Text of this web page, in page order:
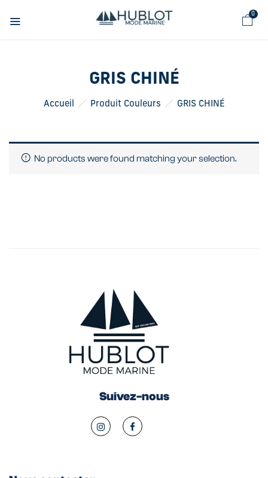
0
GRIS CHINÉ
Accueil Produit Couleurs GRIS CHINÉ
No products were found matching your selection.
Suivez-nous
Panneau de gestion des cookies